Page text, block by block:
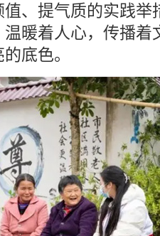
值、提气质的实践
暖着人心，传播着
底色。